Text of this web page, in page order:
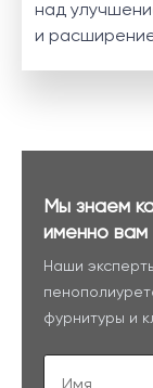
над
и
Мы знаем
именно вам
Наши
фурнитуры и